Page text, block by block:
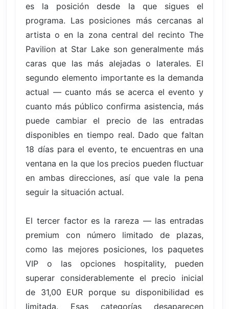
es la posición desde la que sigues el
programa. Las posiciones más cercanas al
artista o en la zona central del recinto The
Pavilion at Star Lake son generalmente más
caras que las más alejadas o laterales. El
segundo elemento importante es la demanda
actual — cuanto más se acerca el evento y
cuanto más público confirma asistencia, más
puede cambiar el precio de las entradas
disponibles en tiempo real. Dado que faltan
18 días para el evento, te encuentras en una
ventana en la que los precios pueden fluctuar
en ambas direcciones, así que vale la pena
seguir la situación actual.
El tercer factor es la rareza — las entradas
premium con número limitado de plazas,
como las mejores posiciones, los paquetes
VIP o las opciones hospitality, pueden
superar considerablemente el precio inicial
de 31,00 EUR porque su disponibilidad es
limitada. Esas categorías desaparecen